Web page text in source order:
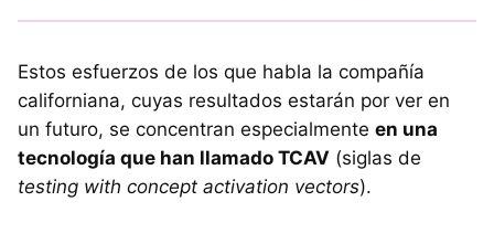
Estos esfuerzos de los que habla la compañía
californiana, cuyas resultados estarán por ver en
un futuro, se concentran especialmente en una
tecnología que han llamado TCAV (siglas de
testing with concept activation vectors).